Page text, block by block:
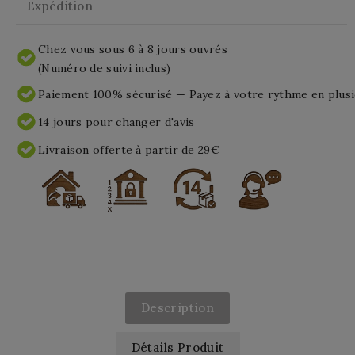
Expédition
Chez vous sous 6 à 8 jours ouvrés
(Numéro de suivi inclus)
Paiement 100% sécurisé — Payez à votre rythme en
14 jours pour changer d'avis
Livraison offerte à partir de 29€
Description
Détails Produit